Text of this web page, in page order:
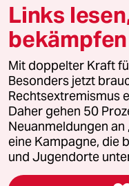
© 2026 taz Verlags und
Alle Rechte vorbehalten. Bei
wenden Sie sich bitte an
Feedback
Leitlinie Informant
Links
bekämpfen
Mit doppelter Kraft
Besonders jetzt
Rechtsextremismus
Daher gehen 50
Neuanmeldungen an
eine Kampagne, die
und Jugendorte